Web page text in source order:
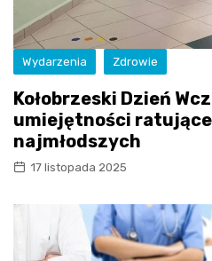
Wydarzenia Zdrowie
Kołobrzeski Dzień
umiejętności
najmłodszych
17 listopada 2025